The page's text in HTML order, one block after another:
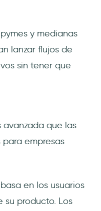
y medianas
lanzar flujos de
sin tener que
avanzada que las
empresas
en los usuarios
su producto. Los